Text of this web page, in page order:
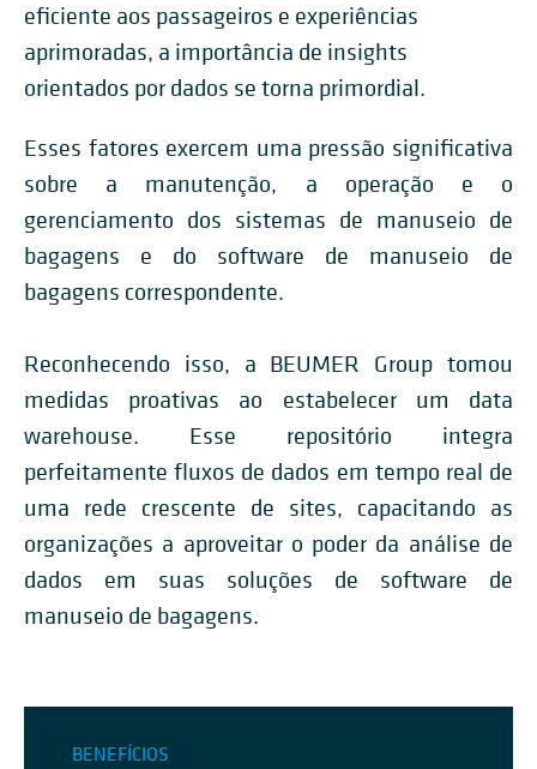
eficiente aos passageiros e experiências
aprimoradas, a importância de insights
orientados por dados se torna primordial.
Esses fatores exercem uma pressão significativa
sobre a manutenção, a operação e o
gerenciamento dos sistemas de manuseio de
bagagens e do software de manuseio de
bagagens correspondente.
Reconhecendo isso, a BEUMER Group tomou
medidas proativas ao estabelecer um data
warehouse. Esse repositório integra
perfeitamente fluxos de dados em tempo real de
uma rede crescente de sites, capacitando as
organizações a aproveitar o poder da análise de
dados em suas soluções de software de
manuseio de bagagens.
BENEFÍCIOS